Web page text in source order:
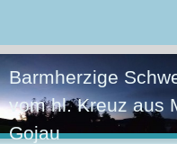
Barmherzige
vom hl. Kreuz aus
Gojau